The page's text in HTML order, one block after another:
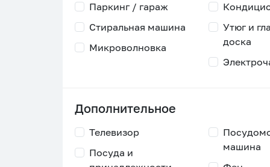
Паркинг / гараж
Стиральная машина
Микроволновка
Утюг и
доска
Дополнительное
Телевизор
Посуда и
машина